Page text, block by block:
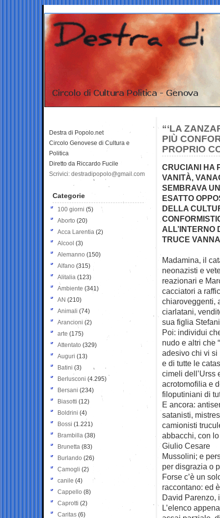
“‘LA
PIÙ
PROPRIO
CRUCIANI HA
VANITÀ,
SEMBRAVA
ESATTO
DELLA
ALL’INTERNO
TRUCE
Madamina, il
neonazisti e
reazionari e
cacciatori a
chiaroveggenti,
ciarlatani,
sua figlia
Poi: individui
nudo e altri che
adesivo chi vi si
e di tutte le
cimeli dell’Urss
acrotomofilia e
filoputiniani di
E ancora:
satanisti,
camionisti
abbacchi, con
Giulio Cesare
Mussolini; e
per disgrazia o
Forse c’è un
raccontano: ed
David Parenzo,
L’elenco
Destra di Popolo.net
Circolo Genovese di Cultura e
Politica
Diretto da Riccardo Fucile
Scrivici: destradipopolo@gmail.com
Categorie
100 giorni (5)
Aborto (20)
Acca Larentia (2)
Alcool (3)
Alemanno (150)
Alfano (315)
Alitalia (123)
Ambiente (341)
AN (210)
Animali (74)
Arancioni (2)
arte (175)
Attentato (329)
Auguri (13)
Batini (3)
Berlusconi (4.295)
Bersani (234)
Biasotti (12)
Boldrini (4)
Bossi (1.221)
Brambilla (38)
Brunetta (83)
Burlando (26)
Camogli (2)
canile (4)
Cappello (8)
Caprotti (2)
Caritas (6)